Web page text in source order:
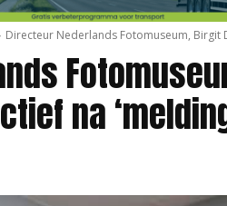
Directeur Nederlands Fotomuseum,
na